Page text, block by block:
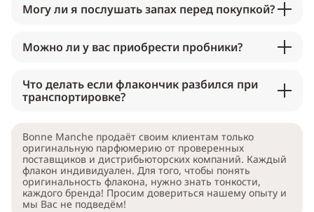
Могу ли я послушать запах перед покупкой?
Можно ли у вас приобрести пробники?
Что делать если флакончик разбился при
транспортировке?
Bonne Manche продаёт своим клиентам только
оригинальную парфюмерию от проверенных
поставщиков и дистрибьюторских компаний. Каждый
флакон индивидуален. Для того, чтобы понять
оригинальность флакона, нужно знать тонкости,
каждого бренда! Просим довериться нашему опыту и
мы Вас не подведём!